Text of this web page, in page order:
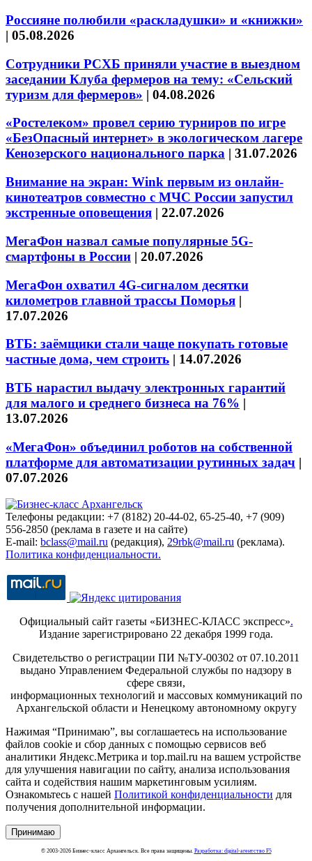
Россияне полюбили «раскладушки» и «книжки»
| 05.08.2026
Сотрудники РСХБ приняли участие в выездном
заседании Клуба фермеров на тему: «Сельский
туризм для фермеров» | 04.08.2026
«Ростелеком» провел серию турниров по игре
«БезОпасный интернет» в экологическом лагере
Кенозерского национального парка | 31.07.2026
Внимание на экран: Wink первым из онлайн-
кинотеатров совместно с МЧС России запустил
экстренные оповещения | 22.07.2026
МегаФон назвал самые популярные 5G-
смартфоны в России | 20.07.2026
МегаФон охватил 4G-сигналом десятки
километров главной трассы Поморья |
17.07.2026
ВТБ: заёмщики стали чаще покупать готовые
частные дома, чем строить | 14.07.2026
ВТБ нарастил выдачу электронных гарантий
для малого и среднего бизнеса на 76% |
13.07.2026
«МегаФон» объединил роботов на собственной
платформе для автоматизации рутинных задач |
07.07.2026
Телефоны редакции: +7 (8182) 20-44-02, 65-25-40, +7 (909)
556-2850 (реклама в газете и на сайте)
E-mail: bclass@mail.ru (редакция), 29rbk@mail.ru (реклама).
Политика конфиденциальности.
Официальный сайт газеты «БИЗНЕС-КЛАСС экспресс».
Издание зарегистрировано 22 декабря 1999 года.
Свидетельство о регистрации ПИ №ТУ-00302 от 07.10.2011
выдано Управлением Федеральной службы по надзору в
сфере связи,
информационных технологий и массовых коммуникаций по
Архангельской области и Ненецкому автономному округу
Нажимая “Принимаю”, вы соглашаетесь на использование
файлов cookie и сбор данных с помощью сервисов веб
аналитики Яндекс.Метрика и top.mail.ru на вашем устройстве
для улучшения навигации по сайту, анализа использования
сайта и содействия нашим маркетинговым усилиям.
Ознакомьтесь с нашей Политикой конфиденциальности для
получения дополнительной информации.
Принимаю
© 2003-2026 Бизнес-класс Архангельск. Все права защищены. Разработка: digital-агентство F5